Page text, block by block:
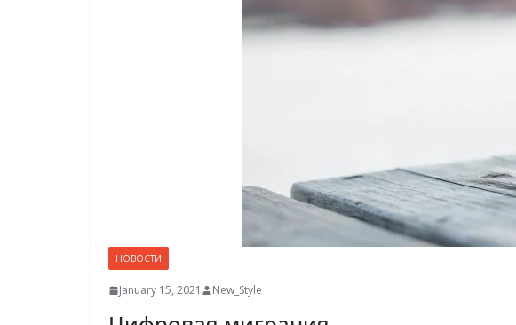
НОВОСТИ
January 15, 2021 New_Style